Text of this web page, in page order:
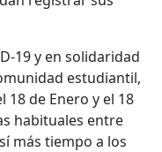
19 y en solidaridad
estudiantil,
18 de Enero y el 18
habituales entre
más tiempo a los